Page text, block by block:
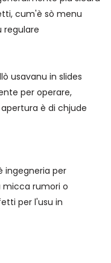
cum'è sò menu
regulare
usavanu in slides
per operare,
è di chjude
ingegneria per
micca rumori o
per l'usu in